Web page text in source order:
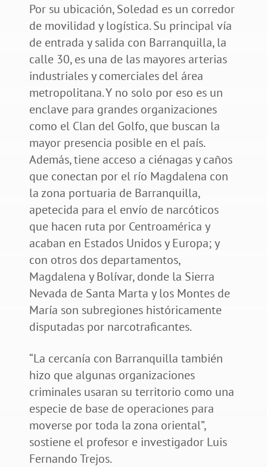
Por su ubicación, Soledad es un corredor
de movilidad y logística. Su principal vía
de entrada y salida con Barranquilla, la
calle 30, es una de las mayores arterias
industriales y comerciales del área
metropolitana. Y no solo por eso es un
enclave para grandes organizaciones
como el Clan del Golfo, que buscan la
mayor presencia posible en el país.
Además, tiene acceso a ciénagas y caños
que conectan por el río Magdalena con
la zona portuaria de Barranquilla,
apetecida para el envío de narcóticos
que hacen ruta por Centroamérica y
acaban en Estados Unidos y Europa; y
con otros dos departamentos,
Magdalena y Bolívar, donde la Sierra
Nevada de Santa Marta y los Montes de
María son subregiones históricamente
disputadas por narcotraficantes.
“La cercanía con Barranquilla también
hizo que algunas organizaciones
criminales usaran su territorio como una
especie de base de operaciones para
moverse por toda la zona oriental”,
sostiene el profesor e investigador Luis
Fernando Trejos.